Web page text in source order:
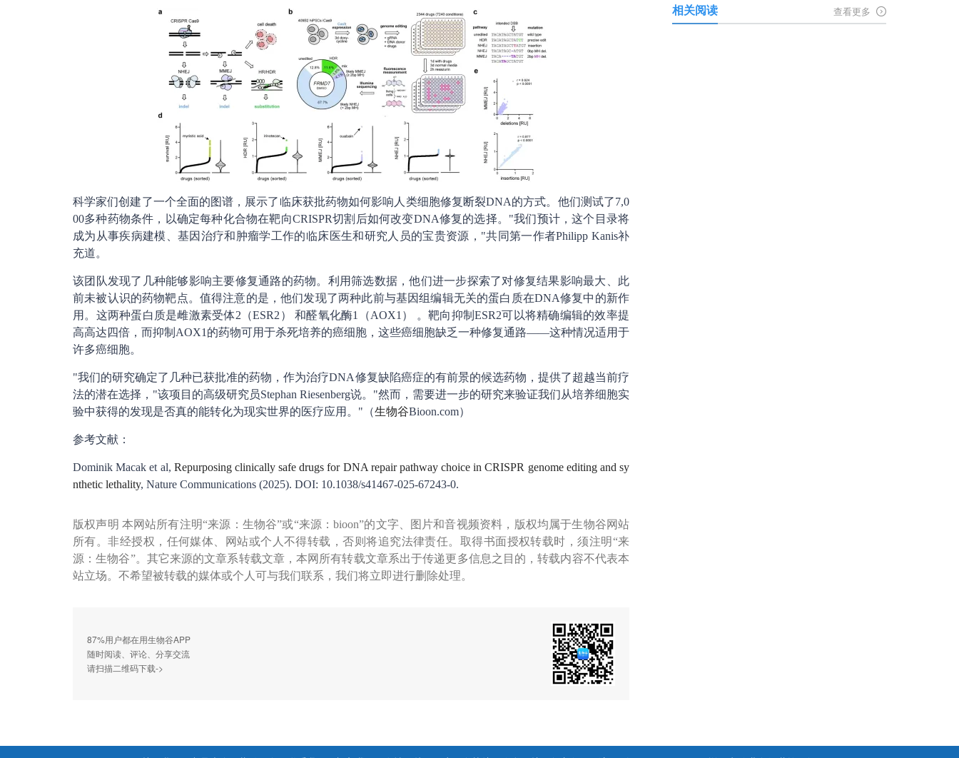
科学家们创建了一个全面的图谱，展示了临床获批药物如何影响人类细胞修复断裂DNA的方式。他们测试了7,0
00多种药物条件，以确定每种化合物在靶向CRISPR切割后如何改变DNA修复的选择。"我们预计，这个目录将
成为从事疾病建模、基因治疗和肿瘤学工作的临床医生和研究人员的宝贵资源，"共同第一作者Philipp Kanis补
充道。
该团队发现了几种能够影响主要修复通路的药物。利用筛选数据，他们进一步探索了对修复结果影响最大、此
前未被认识的药物靶点。值得注意的是，他们发现了两种此前与基因组编辑无关的蛋白质在DNA修复中的新作
用。这两种蛋白质是雌激素受体2（ESR2） 和醛氧化酶1（AOX1） 。靶向抑制ESR2可以将精确编辑的效率提
高高达四倍，而抑制AOX1的药物可用于杀死培养的癌细胞，这些癌细胞缺乏一种修复通路——这种情况适用于
许多癌细胞。
"我们的研究确定了几种已获批准的药物，作为治疗DNA修复缺陷癌症的有前景的候选药物，提供了超越当前疗
法的潜在选择，"该项目的高级研究员Stephan Riesenberg说。"然而，需要进一步的研究来验证我们从培养细胞实
验中获得的发现是否真的能转化为现实世界的医疗应用。"（生物谷Bioon.com）
参考文献：
Dominik Macak et al, Repurposing clinically safe drugs for DNA repair pathway choice in CRISPR genome editing and sy
nthetic lethality, Nature Communications (2025). DOI: 10.1038/s41467-025-67243-0.
版权声明 本网站所有注明“来源：生物谷”或“来源：bioon”的文字、图片和音视频资料，版权均属于生物谷网站
所有。非经授权，任何媒体、网站或个人不得转载，否则将追究法律责任。取得书面授权转载时，须注明“来
源：生物谷”。其它来源的文章系转载文章，本网所有转载文章系出于传递更多信息之目的，转载内容不代表本
站立场。不希望被转载的媒体或个人可与我们联系，我们将立即进行删除处理。
87%用户都在用生物谷APP
随时阅读、评论、分享交流
请扫描二维码下载->
相关阅读 查看更多